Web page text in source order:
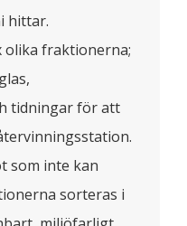
hittar.
olika fraktionerna;
tidningar för att
som inte kan
sorteras i